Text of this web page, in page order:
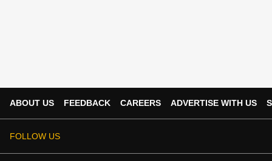
ABOUT US FEEDBACK CAREERS ADVERTISE WITH US
FOLLOW US